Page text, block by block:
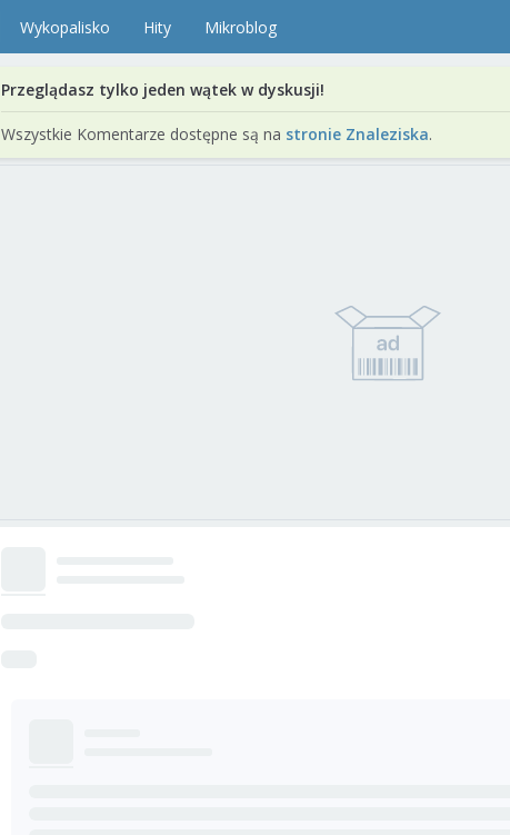
Wykopalisko Hity Mikroblog
Przeglądasz tylko jeden wątek w dyskusji!
Wszystkie Komentarze dostępne są na stronie Znaleziska.